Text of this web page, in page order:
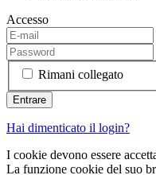
Accesso
Rimani collegato
Hai dimenticato il login?
I cookie devono essere
La funzione cookie del suo